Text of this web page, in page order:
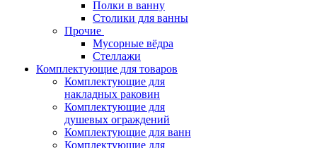
Полки в ванну
Столики для ванны
Прочие
Мусорные вёдра
Стеллажи
Комплектующие для товаров
Комплектующие для
накладных раковин
Комплектующие для
душевых ограждений
Комплектующие для ванн
Комплектующие для